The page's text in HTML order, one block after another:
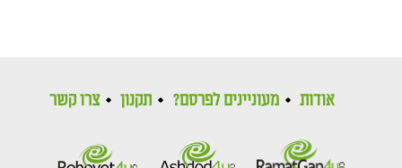
אודות מעוניינים לפרסם? תקנון צרו קשר